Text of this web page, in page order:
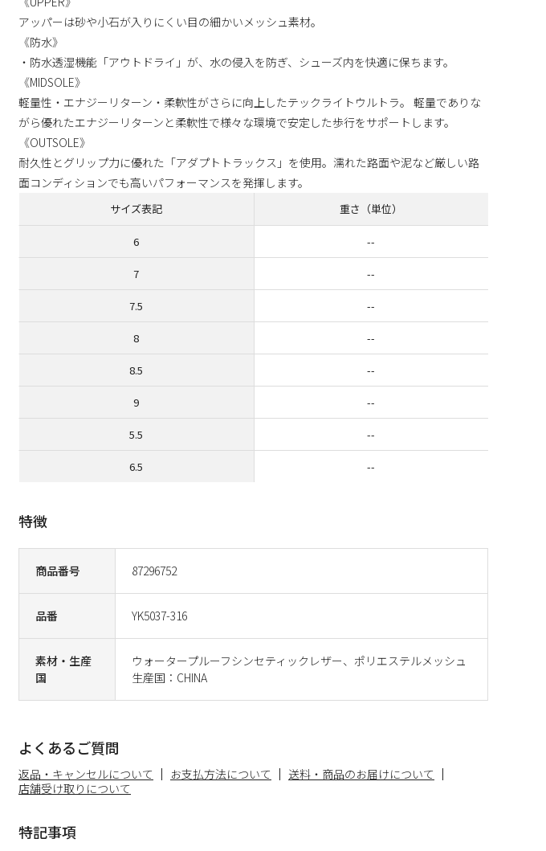
商品番号 87296752
品番 YK5037-316
素材・生産
国
ウォータープルーフシンセティックレザー、ポリエステルメッシュ
生産国：CHINA
アッパーは砂や小石が入りにくい目の細かいメッシュ素材。
《防水》
・防水透湿機能「アウトドライ」が、水の侵入を防ぎ、シューズ内を快適に保ちます。
《MIDSOLE》
軽量性・エナジーリターン・柔軟性がさらに向上したテックライトウルトラ。 軽量でありな
がら優れたエナジーリターンと柔軟性で様々な環境で安定した歩行をサポートします。
《OUTSOLE》
耐久性とグリップ力に優れた「アダプトトラックス」を使用。濡れた路面や泥など厳しい路
面コンディションでも高いパフォーマンスを発揮します。
特徴
よくあるご質問
返品・キャンセルについて お支払方法について
送料・商品のお届けについて
店舗受け取りについて
特記事項
サイズ表記 重さ（単位）
6 --
7 --
7.5 --
8 --
8.5 --
9 --
5.5 --
6.5 --